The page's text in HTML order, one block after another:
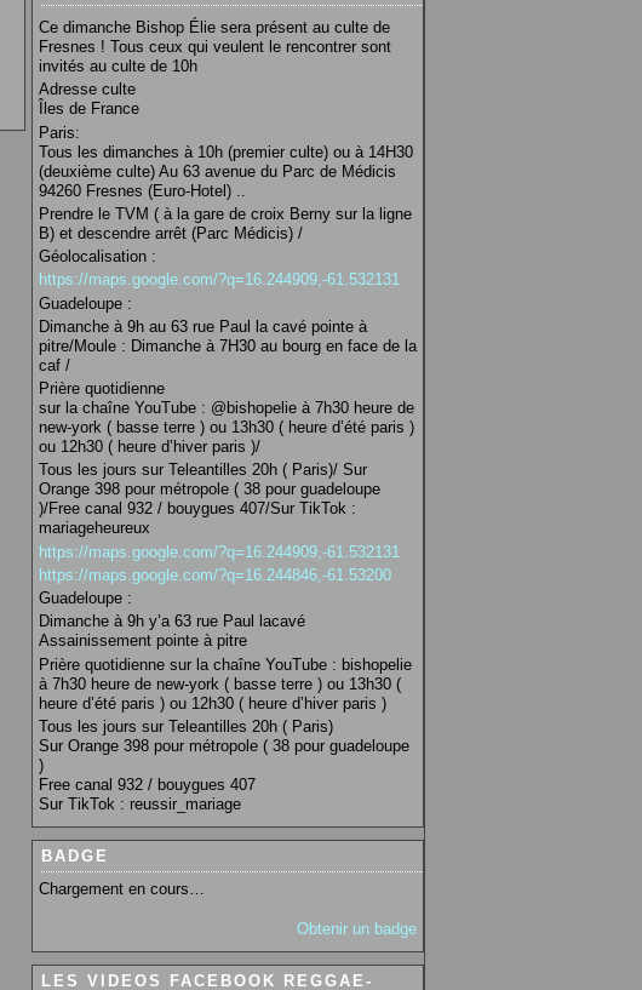
Ce dimanche Bishop Élie sera présent au culte de
Fresnes ! Tous ceux qui veulent le rencontrer sont
invités au culte de 10h
Adresse culte
Îles de France
Paris:
Tous les dimanches à 10h (premier culte) ou à 14H30
(deuxième culte) Au 63 avenue du Parc de Médicis
94260 Fresnes (Euro-Hotel) ..
Prendre le TVM ( à la gare de croix Berny sur la ligne
B) et descendre arrêt (Parc Médicis) /
Géolocalisation :
https://maps.google.com/?q=16.244909,-61.532131
Guadeloupe :
Dimanche à 9h au 63 rue Paul la cavé pointe à
pitre/Moule : Dimanche à 7H30 au bourg en face de la
caf /
Prière quotidienne
sur la chaîne YouTube : @bishopelie à 7h30 heure de
new-york ( basse terre ) ou 13h30 ( heure d’été paris )
ou 12h30 ( heure d’hiver paris )/
Tous les jours sur Teleantilles 20h ( Paris)/ Sur
Orange 398 pour métropole ( 38 pour guadeloupe
)/Free canal 932 / bouygues 407/Sur TikTok :
mariageheureux
https://maps.google.com/?q=16.244909,-61.532131
https://maps.google.com/?q=16.244846,-61.53200
Guadeloupe :
Dimanche à 9h y’a 63 rue Paul lacavé
Assainissement pointe à pitre
Prière quotidienne sur la chaîne YouTube : bishopelie
à 7h30 heure de new-york ( basse terre ) ou 13h30 (
heure d’été paris ) ou 12h30 ( heure d’hiver paris )
Tous les jours sur Teleantilles 20h ( Paris)
Sur Orange 398 pour métropole ( 38 pour guadeloupe
)
Free canal 932 / bouygues 407
Sur TikTok : reussir_mariage
BADGE
Chargement en cours…
Obtenir un badge
LES VIDEOS FACEBOOK REGGAE-